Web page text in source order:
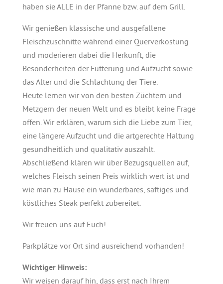
haben sie ALLE in der Pfanne bzw. auf dem Grill.
Wir genießen klassische und ausgefallene
Fleischzuschnitte während einer Querverkostung
und moderieren dabei die Herkunft, die
Besonderheiten der Fütterung und Aufzucht sowie
das Alter und die Schlachtung der Tiere.
Heute lernen wir von den besten Züchtern und
Metzgern der neuen Welt und es bleibt keine Frage
offen. Wir erklären, warum sich die Liebe zum Tier,
eine längere Aufzucht und die artgerechte Haltung
gesundheitlich und qualitativ auszahlt.
Abschließend klären wir über Bezugsquellen auf,
welches Fleisch seinen Preis wirklich wert ist und
wie man zu Hause ein wunderbares, saftiges und
köstliches Steak perfekt zubereitet.
Wir freuen uns auf Euch!
Parkplätze vor Ort sind ausreichend vorhanden!
Wichtiger Hinweis:
Wir weisen darauf hin, dass erst nach Ihrem